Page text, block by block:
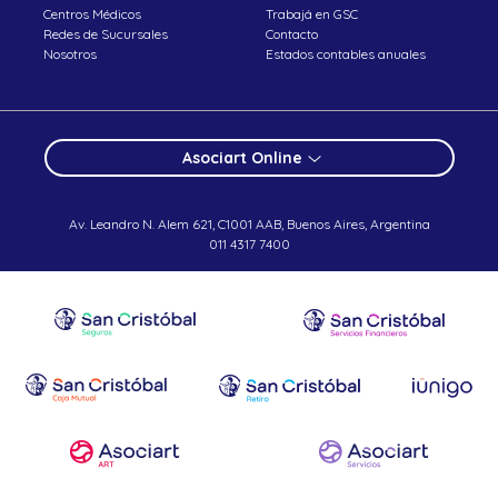
Centros Médicos
Redes de Sucursales
Nosotros
Trabajá en GSC
Contacto
Estados contables anuales
Asociart Online
Av. Leandro N. Alem 621, C1001 AAB, Buenos Aires, Argentina
011 4317 7400